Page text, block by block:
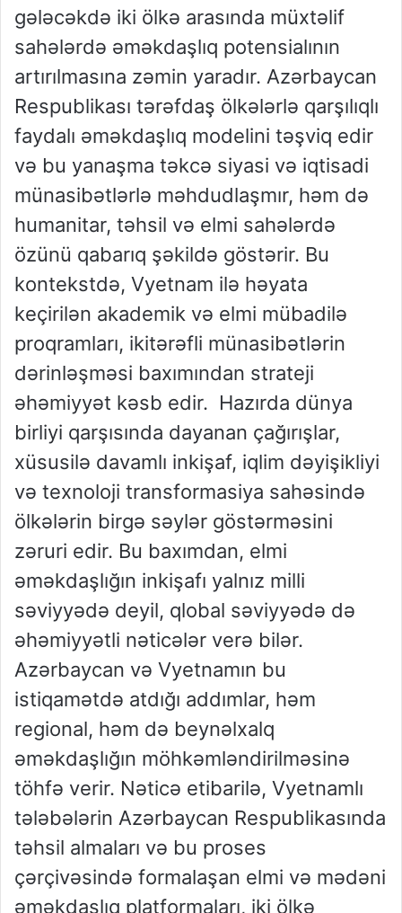
gələcəkdə iki ölkə arasında müxtəlif
sahələrdə əməkdaşlıq potensialının
artırılmasına zəmin yaradır. Azərbaycan
Respublikası tərəfdaş ölkələrlə qarşılıqlı
faydalı əməkdaşlıq modelini təşviq edir
və bu yanaşma təkcə siyasi və iqtisadi
münasibətlərlə məhdudlaşmır, həm də
humanitar, təhsil və elmi sahələrdə
özünü qabarıq şəkildə göstərir. Bu
kontekstdə, Vyetnam ilə həyata
keçirilən akademik və elmi mübadilə
proqramları, ikitərəfli münasibətlərin
dərinləşməsi baxımından strateji
əhəmiyyət kəsb edir. Hazırda dünya
birliyi qarşısında dayanan çağırışlar,
xüsusilə davamlı inkişaf, iqlim dəyişikliyi
və texnoloji transformasiya sahəsində
ölkələrin birgə səylər göstərməsini
zəruri edir. Bu baxımdan, elmi
əməkdaşlığın inkişafı yalnız milli
səviyyədə deyil, qlobal səviyyədə də
əhəmiyyətli nəticələr verə bilər.
Azərbaycan və Vyetnamın bu
istiqamətdə atdığı addımlar, həm
regional, həm də beynəlxalq
əməkdaşlığın möhkəmləndirilməsinə
töhfə verir. Nəticə etibarilə, Vyetnamlı
tələbələrin Azərbaycan Respublikasında
təhsil almaları və bu proses
çərçivəsində formalaşan elmi və mədəni
əməkdaşlıq platformaları, iki ölkə